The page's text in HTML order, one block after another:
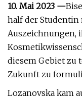
10. Mai 2023 —
half der
Auszeichnungen,
diesem Gebiet zu
Zukunft zu
Lozanovska kam